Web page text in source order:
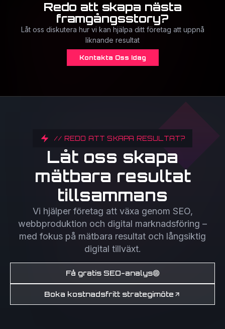
Redo att skapa nästa
framgångsstory?
Låt oss diskutera hur vi kan hjälpa ditt företag att uppnå
liknande resultat
Kontakta Oss Idag
// REDO ATT SKAPA RESULTAT?
Låt oss skapa
mätbara resultat
tillsammans
Vi hjälper företag att växa genom SEO,
webbproduktion och digital marknadsföring –
med fokus på mätbara resultat och långsiktig
digital tillväxt.
Få gratis SEO-analys
Boka kostnadsfritt strategimöte